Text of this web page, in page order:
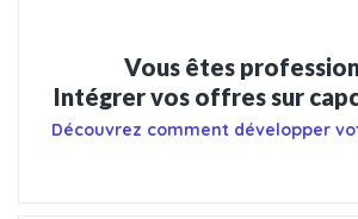
Vous êtes
Intégrer vos offres sur
Découvrez comment développer